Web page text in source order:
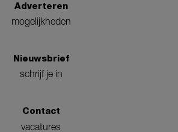
Adverteren
mogelijkheden
Nieuwsbrief
schrijf je in
Contact
vacatures